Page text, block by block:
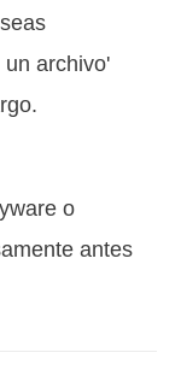
archivo'
o
antes